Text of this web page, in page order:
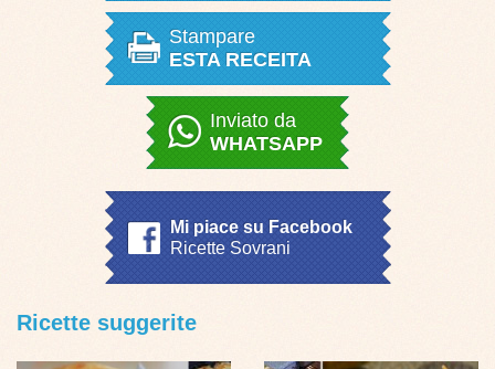
Stampare
ESTA RECEITA
Inviato da
WHATSAPP
Mi piace su Facebook
Ricette Sovrani
Ricette suggerite